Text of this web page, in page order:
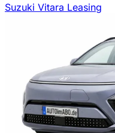
Suzuki Vitara Leasing